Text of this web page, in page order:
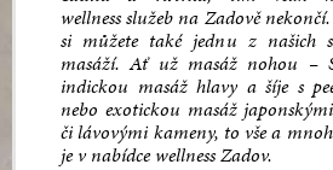
POKOJE EXCLUSIVE
Více informací
Venkovní akce a
Více informací
vás
Sjezdovka hned u
Více informací
wellness služeb na Zadově
si můžete také jednu z našich
masáží. Ať už masáž nohou –
indickou masáž hlavy a šíje s
nebo exotickou masáž
či lávovými kameny, to vše a
je v nabídce wellness Zadov.